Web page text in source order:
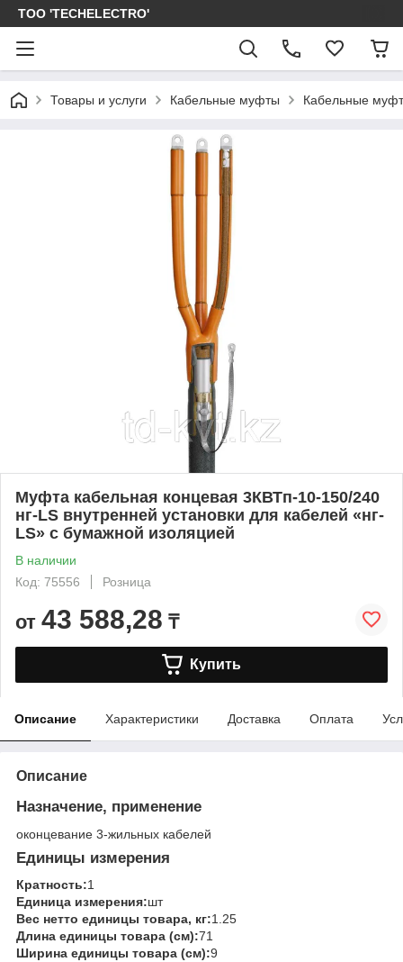
ТОО 'TECHELECTRO'
Товары и услуги Кабельные муфты Кабельные
Муфта кабельная концевая 3КВТп-10-150/240
нг-LS внутренней установки для кабелей «нг-
LS» с бумажной изоляцией
В наличии
Код: 75556
Розница
от 43 588,28 ₸
Купить
Описание Характеристики Доставка Оплата
Описание
Назначение, применение
оконцевание 3-жильных кабелей
Единицы измерения
Кратность:1
Единица измерения:шт
Вес нетто единицы товара, кг:1.25
Длина единицы товара (см):71
Ширина единицы товара (см):9